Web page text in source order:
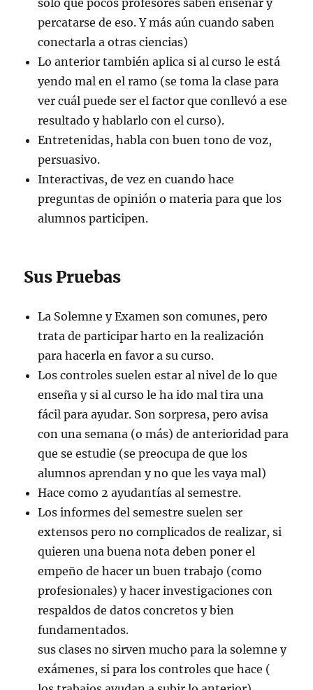
percatarse de eso. Y más aún cuando saben
conectarla a otras ciencias)
Lo anterior también aplica si al curso le está
yendo mal en el ramo (se toma la clase para
ver cuál puede ser el factor que conllevó a ese
resultado y hablarlo con el curso).
Entretenidas, habla con buen tono de voz,
persuasivo.
Interactivas, de vez en cuando hace
preguntas de opinión o materia para que los
alumnos participen.
Sus Pruebas
La Solemne y Examen son comunes, pero
trata de participar harto en la realización
para hacerla en favor a su curso.
Los controles suelen estar al nivel de lo que
enseña y si al curso le ha ido mal tira una
fácil para ayudar. Son sorpresa, pero avisa
con una semana (o más) de anterioridad para
que se estudie (se preocupa de que los
alumnos aprendan y no que les vaya mal)
Hace como 2 ayudantías al semestre.
Los informes del semestre suelen ser
extensos pero no complicados de realizar, si
quieren una buena nota deben poner el
empeño de hacer un buen trabajo (como
profesionales) y hacer investigaciones con
respaldos de datos concretos y bien
fundamentados.
sus clases no sirven mucho para la solemne y
exámenes, si para los controles que hace (